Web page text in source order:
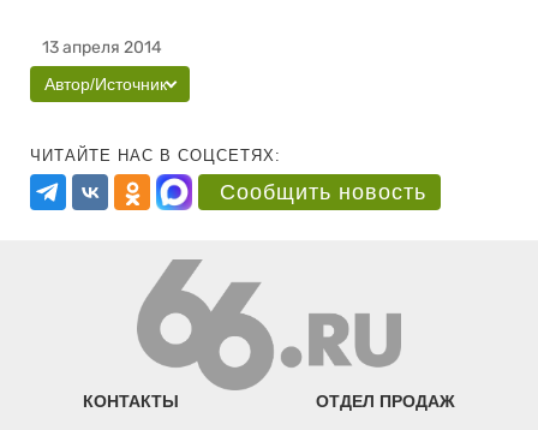
13 апреля 2014
Автор/Источник
ЧИТАЙТЕ НАС В СОЦСЕТЯХ:
Сообщить новость
КОНТАКТЫ ОТДЕЛ ПРОДАЖ